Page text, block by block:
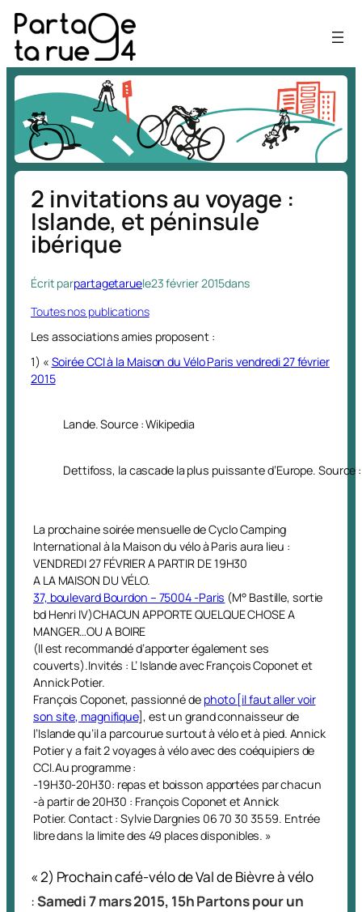
Aller
au
contenu
2 invitations au voyage :
Islande, et péninsule
ibérique
Écrit parpartagetaruele23 février 2015dans
Toutes nos publications
Les associations amies proposent :
1) « Soirée CCI à la Maison du Vélo Paris vendredi 27 février
2015
Lande. Source : Wikipedia
Dettifoss, la cascade la plus puissante d’Europe. Source
La prochaine soirée mensuelle de Cyclo Camping
International à la Maison du vélo à Paris aura lieu :
VENDREDI 27 FÉVRIER A PARTIR DE 19H30
A LA MAISON DU VÉLO.
37, boulevard Bourdon – 75004 -Paris (M° Bastille, sortie
bd Henri IV)CHACUN APPORTE QUELQUE CHOSE A
MANGER…OU A BOIRE
(Il est recommandé d’apporter également ses
couverts).Invités : L’ Islande avec François Coponet et
Annick Potier.
François Coponet, passionné de photo [il faut aller voir
son site, magnifique], est un grand connaisseur de
l’Islande qu’il a parcourue surtout à vélo et à pied. Annick
Potier y a fait 2 voyages à vélo avec des coéquipiers de
CCI.Au programme :
-19H30-20H30: repas et boisson apportées par chacun
-à partir de 20H30 : François Coponet et Annick
Potier.Contact : Sylvie Dargnies 06 70 30 35 59. Entrée
libre dans la limite des 49 places disponibles. »
« 2) Prochain café-vélo de Val de Bièvre à vélo
:Samedi 7 mars 2015, 15hPartons pour un